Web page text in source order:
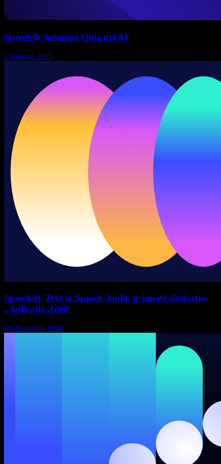
Speechify lansează Quiz-uri AI
1 ianuarie 2025
Speechify Text to Speech Audio primește distincția
„Aplicația Zilei”
19 decembrie 2024